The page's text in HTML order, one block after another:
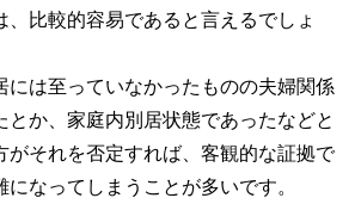
、比較的容易であると言えるでしょ
には至っていなかったものの夫婦関係
とか、家庭内別居状態であったなどと
がそれを否定すれば、客観的な証拠で
なってしまうことが多いです。